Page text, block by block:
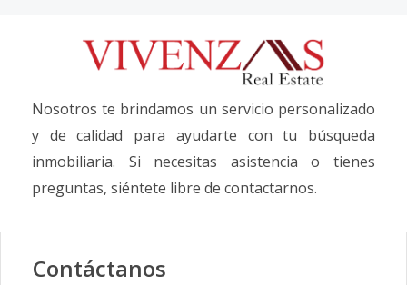
Nosotros te brindamos un servicio personalizado
y de calidad para ayudarte con tu búsqueda
inmobiliaria. Si necesitas asistencia o tienes
preguntas, siéntete libre de contactarnos.
Contáctanos